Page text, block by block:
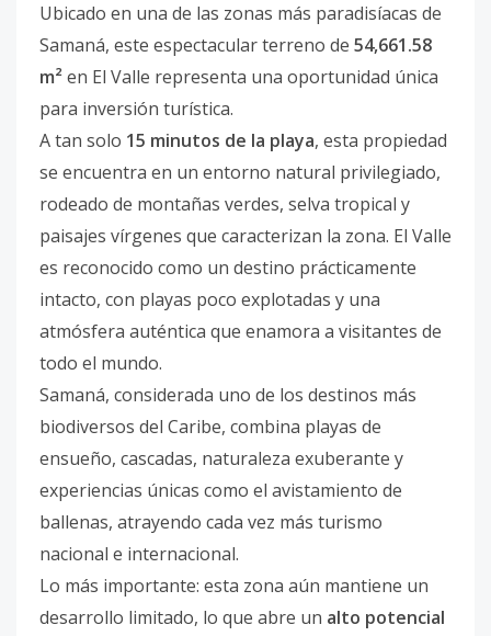
Ubicado en una de las zonas más paradisíacas de
Samaná, este espectacular terreno de 54,661.58
m²en El Valle representa una oportunidad única
para inversión turística.
A tan solo 15 minutos de la playa, esta propiedad
se encuentra en un entorno natural privilegiado,
rodeado de montañas verdes, selva tropical y
paisajes vírgenes que caracterizan la zona. El Valle
es reconocido como un destino prácticamente
intacto, con playas poco explotadas y una
atmósfera auténtica que enamora a visitantes de
todo el mundo.
Samaná, considerada uno de los destinos más
biodiversos del Caribe, combina playas de
ensueño, cascadas, naturaleza exuberante y
experiencias únicas como el avistamiento de
ballenas, atrayendo cada vez más turismo
nacional e internacional.
Lo más importante: esta zona aún mantiene un
desarrollo limitado, lo que abre un alto potencial